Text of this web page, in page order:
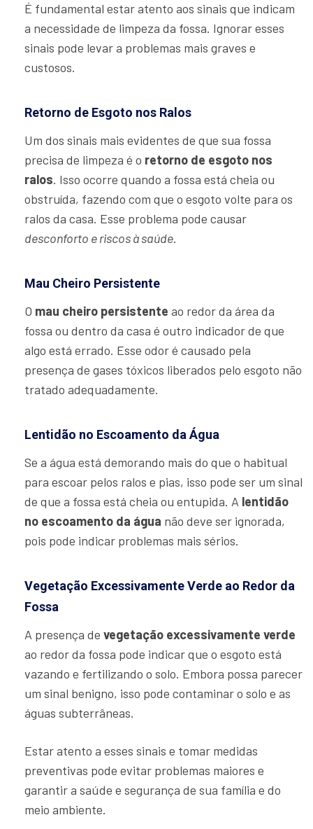
É fundamental estar atento aos sinais que indicam
a necessidade de limpeza da fossa. Ignorar esses
sinais pode levar a problemas mais graves e
custosos.
Retorno de Esgoto nos Ralos
Um dos sinais mais evidentes de que sua fossa
precisa de limpeza é o retorno de esgoto nos
ralos. Isso ocorre quando a fossa está cheia ou
obstruída, fazendo com que o esgoto volte para os
ralos da casa. Esse problema pode causar
desconforto e riscos à saúde.
Mau Cheiro Persistente
O mau cheiro persistente ao redor da área da
fossa ou dentro da casa é outro indicador de que
algo está errado. Esse odor é causado pela
presença de gases tóxicos liberados pelo esgoto não
tratado adequadamente.
Lentidão no Escoamento da Água
Se a água está demorando mais do que o habitual
para escoar pelos ralos e pias, isso pode ser um sinal
de que a fossa está cheia ou entupida. A lentidão
no escoamento da água não deve ser ignorada,
pois pode indicar problemas mais sérios.
Vegetação Excessivamente Verde ao Redor da
Fossa
A presença de vegetação excessivamente verde
ao redor da fossa pode indicar que o esgoto está
vazando e fertilizando o solo. Embora possa parecer
um sinal benigno, isso pode contaminar o solo e as
águas subterrâneas.
Estar atento a esses sinais e tomar medidas
preventivas pode evitar problemas maiores e
garantir a saúde e segurança de sua família e do
meio ambiente.